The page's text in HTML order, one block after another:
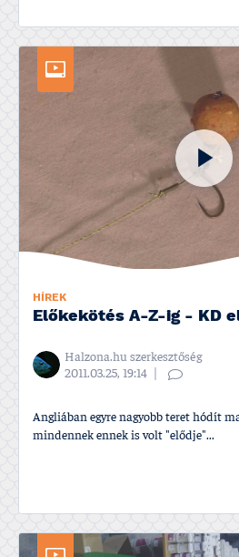
HÍREK
Előkekötés A-Z-ig - KD
Halzona.hu szerkesztőség
2011.03.25, 19:14
Angliában egyre nagyobb teret hódí­t
mindennek ennek is volt "elődje"...